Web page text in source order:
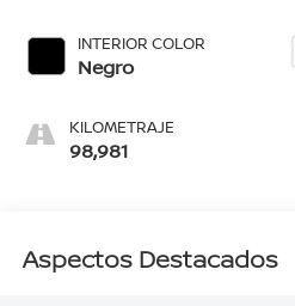
INTERIOR COLOR
Negro
KILOMETRAJE
98,981
Aspectos Destacados